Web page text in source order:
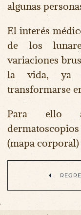
algunas
El interés
de los
variaciones
la vida, ya
transformarse
Para ello
(mapa